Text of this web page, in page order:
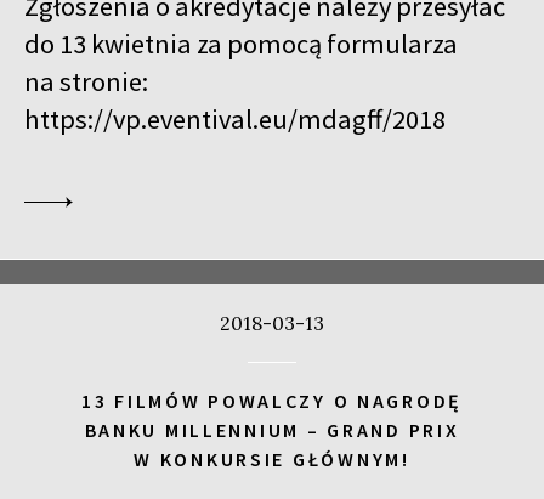
do 13 kwietnia za pomocą formularza
na stronie:
https://vp.eventival.eu/mdagff/2018
2018-03-13
13 FILMÓW POWALCZY O NAGRODĘ
BANKU MILLENNIUM – GRAND PRIX
W KONKURSIE GŁÓWNYM!